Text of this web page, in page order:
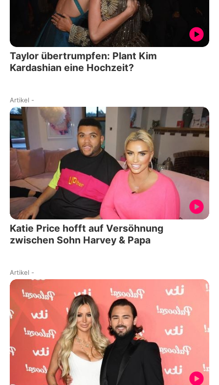
Taylor übertrumpfen: Plant Kim
Kardashian eine Hochzeit?
Artikel -
Katie Price hofft auf Versöhnung
zwischen Sohn Harvey & Papa
Artikel -